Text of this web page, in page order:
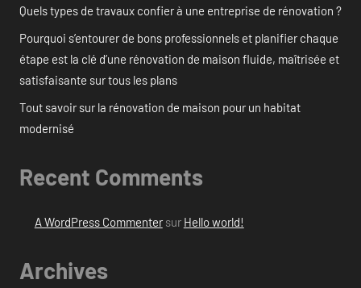
Quels types de travaux confier à une entreprise de rénovation ?
Pourquoi s’entourer de bons professionnels et planifier chaque
étape est la clé d’une rénovation de maison fluide, maîtrisée et
satisfaisante sur tous les plans
Tout savoir sur la rénovation de maison pour un habitat
modernisé
Recent Comments
A WordPress Commentersur Hello world!
Archives